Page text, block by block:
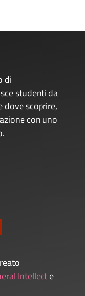
di
studenti da
scoprire,
con uno
Intellecte